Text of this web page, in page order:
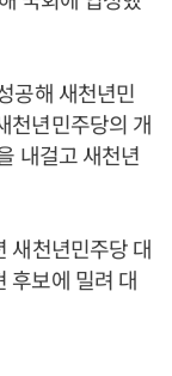
공해 새천년민
천년민주당의 개
내걸고 새천년
새천년민주당 대
후보에 밀려 대